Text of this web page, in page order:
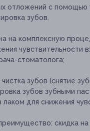
отложений с помощью
зубов.
на комплексную
стоматолога;
зубов (снятие
зубов зубными
для снижения
скидка